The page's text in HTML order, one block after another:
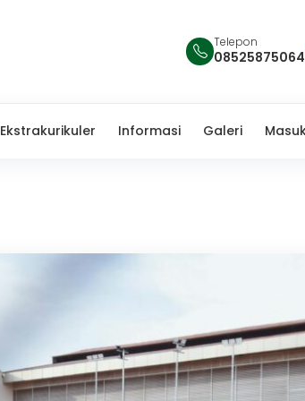
Telepon
Ekstrakurikuler Informasi Galeri